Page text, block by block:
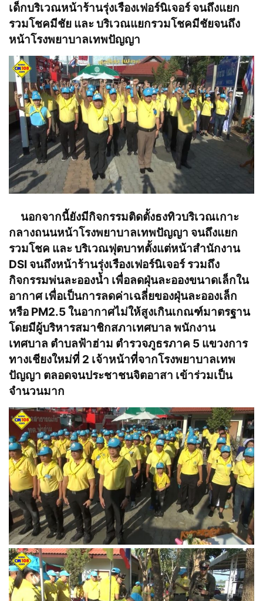
เด็กบริเวณหน้าร้านรุ่งเรืองเฟอร์นิเจอร์ จนถึงแยก
รวมโชคมีชัย และ บริเวณแยกรวมโชคมีชัยจนถึง
หน้าโรงพยาบาลเทพปัญญา
นอกจากนี้ยังมีกิจกรรมติดตั้งธงทิวบริเวณเกาะ
กลางถนนหน้าโรงพยาบาลเทพปัญญา จนถึงแยก
รวมโชค และ บริเวณฟุตบาทตั้งแต่หน้าสำนักงาน
DSI จนถึงหน้าร้านรุ่งเรืองเฟอร์นิเจอร์ รวมถึง
กิจกรรมพ่นละอองน้ำ เพื่อลดฝุ่นละอองขนาดเล็กใน
อากาศ เพื่อเป็นการลดค่าเฉลี่ยของฝุ่นละอองเล็ก
หรือ PM2.5 ในอากาศไม่ให้สูงเกินเกณฑ์มาตรฐาน
โดยมีผู้บริหารสมาชิกสภาเทศบาล พนักงาน
เทศบาล ตำบลฟ้าฮ่าม ตำรวจภูธรภาค 5 แขวงการ
ทางเชียงใหม่ที่ 2 เจ้าหน้าที่จากโรงพยาบาลเทพ
ปัญญา ตลอดจนประชาชนจิตอาสา เข้าร่วมเป็น
จำนวนมาก